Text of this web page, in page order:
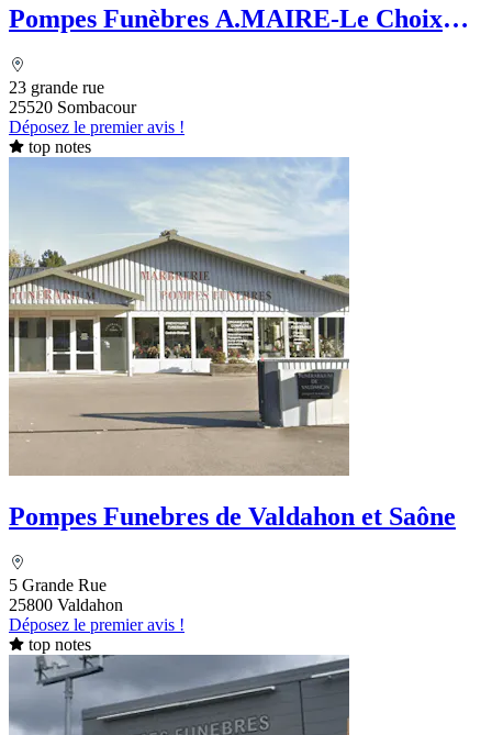
Pompes Funèbres A.MAIRE-Le Choix
23 grande rue
25520 Sombacour
Déposez le premier avis !
top notes
Pompes Funebres de Valdahon et Saône
5 Grande Rue
25800 Valdahon
Déposez le premier avis !
top notes